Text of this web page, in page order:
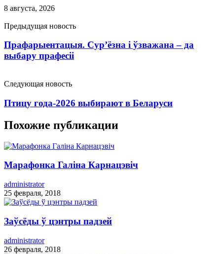
8 августа, 2026
Предыдущая новость
Прафарыентацыя. Сур’ёзна і ўзважана – да
выбару прафесіі
Следующая новость
Птицу года-2026 выбирают в Беларуси
Похожие публикации
Марафонка Галіна Карнацэвіч
administrator
25 февраля, 2018
Заўсёды ў цэнтры падзей
administrator
26 февраля, 2018